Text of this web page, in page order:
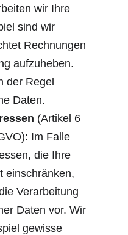
wir Ihre
sind wir
Rechnungen
aufzuheben.
der Regel
Daten.
(Artikel 6
Im Falle
die Ihre
einschränken,
Verarbeitung
Daten vor. Wir
gewisse